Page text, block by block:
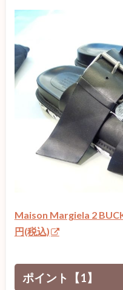
Maison Margiela 2
円(税込)
ポイント【1】